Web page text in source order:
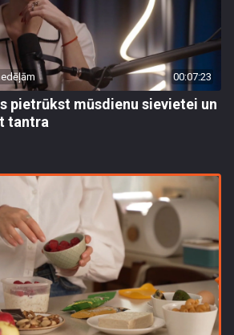
00:07:23
pietrūkst mūsdienu sievietei un
tantra